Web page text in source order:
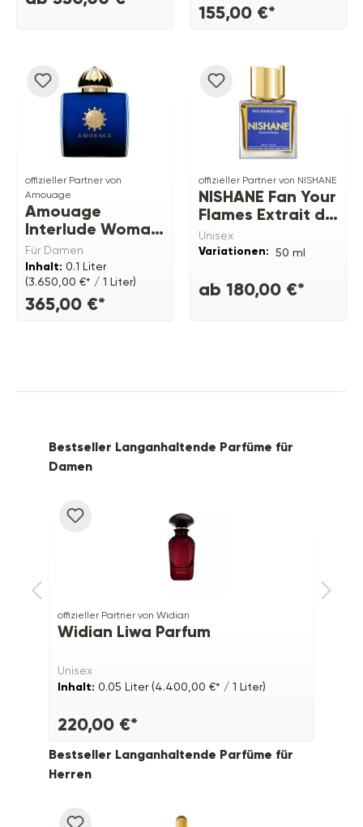
155,00 €*
offizieller Partner von
Amouage
Amouage
Interlude Woman
EDP
Für Damen
Inhalt: 0.1 Liter
(3.650,00 €* / 1 Liter)
365,00 €*
offizieller Partner von NISHANE
NISHANE Fan Your
Flames Extrait de
Parfum
Unisex
Variationen: 50 ml
ab 180,00 €*
Produktgalerie überspringen
Bestseller Langanhaltende Parfüme für
Damen
offizieller Partner von Widian
Widian Liwa Parfum
Unisex
Inhalt: 0.05 Liter(4.400,00 €* / 1 Liter)
220,00 €*
Produktgalerie überspringen
Bestseller Langanhaltende Parfüme für
Herren